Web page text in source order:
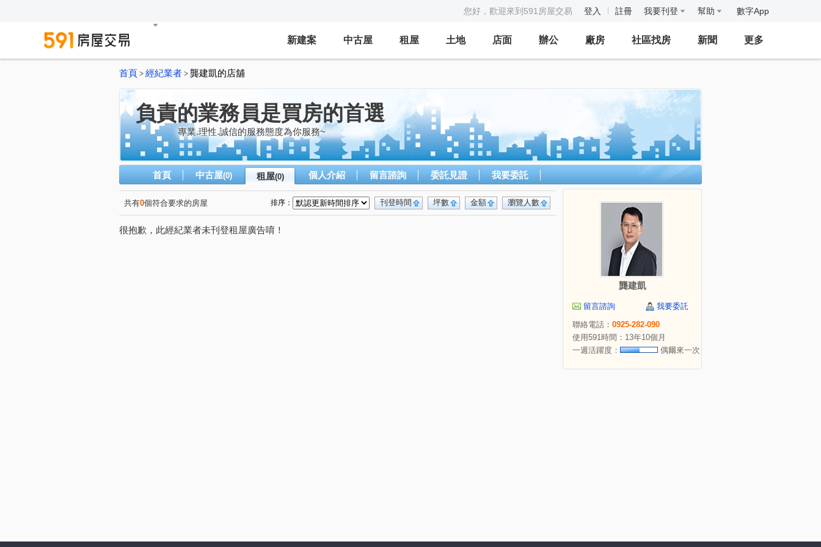
您好，歡迎來到591房屋交易 登入 註冊 我要刊登 幫助 數字App
新建案 中古屋 租屋 土地 店面 辦公 廠房 社區找房 新聞 更多
首頁 > 經紀業者 > 龔建凱的店舖
負責的業務員是買房的首選
專業.理性.誠信的服務態度為你服務~
首頁 中古屋(0) 租屋(0) 個人介紹 留言諮詢 委託見證 我要委託
共有0個符合要求的房屋 瀏覽人數
金額
坪數
刊登時間
排序：
很抱歉，此經紀業者未刊登租屋廣告唷！
龔建凱
留言諮詢
我要委託
聯絡電話： 0925-282-090
使用591時間：13年10個月
一週活躍度：
偶爾來一次